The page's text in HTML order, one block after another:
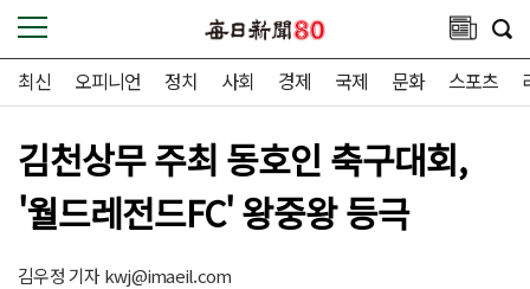
최신 오피니언 정치 사회 경제 국제 문화 스포츠
김천상무 주최 동호인 축구대회,
'월드레전드FC' 왕중왕 등극
김우정 기자kwj@imaeil.com